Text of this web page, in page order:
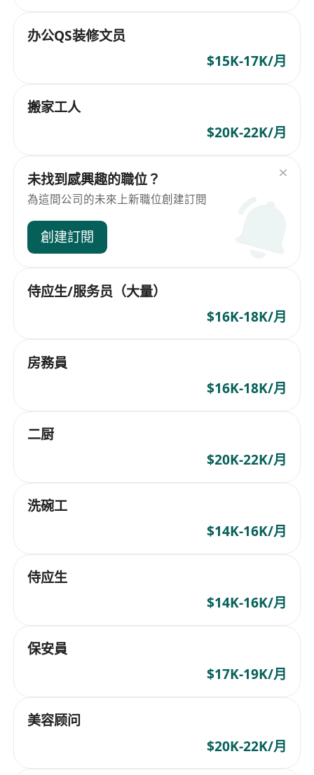
办公QS装修文员
$15K-17K/月
搬家工人
$20K-22K/月
未找到感興趣的職位？
為這間公司的未來上新職位創建訂閱
創建訂閱
侍应生/服务员（大量）
$16K-18K/月
房務員
$16K-18K/月
二厨
$20K-22K/月
洗碗工
$14K-16K/月
侍应生
$14K-16K/月
保安員
$17K-19K/月
美容顾问
$20K-22K/月